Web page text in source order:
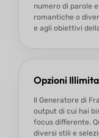
numero di parole
romantiche o
e agli obiettivi
Opzioni
Il Generatore di
output di cui hai
focus differente.
diversi stili e